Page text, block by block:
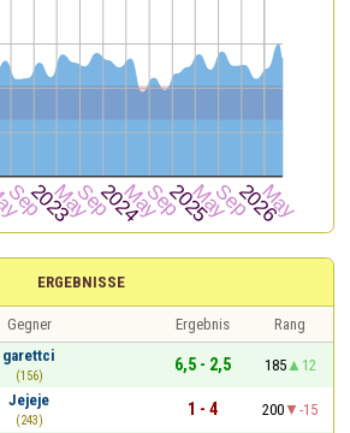
ERGEBNISSE
Gegner Ergebnis
Rang
garettci
(156)
6,5 - 2,5 185
12
Jejeje
(243)
1 - 4 200
-15